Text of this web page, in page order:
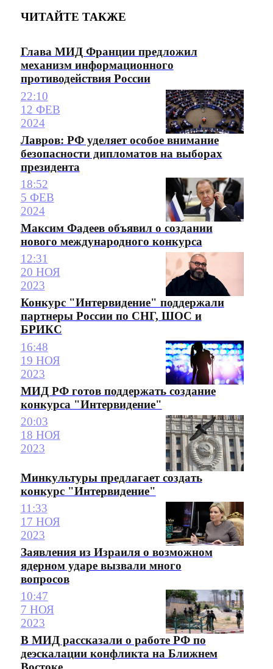
ЧИТАЙТЕ ТАКЖЕ
Глава МИД Франции предложил
механизм информационного
противодействия России
22:10
12 ФЕВ
2024
Лавров: РФ уделяет особое внимание
безопасности дипломатов на выборах
президента
18:52
5 ФЕВ
2024
Максим Фадеев объявил о создании
нового международного конкурса
12:31
20 НОЯ
2023
Конкурс "Интервидение" поддержали
партнеры России по СНГ, ШОС и
БРИКС
16:48
19 НОЯ
2023
МИД РФ готов поддержать создание
конкурса "Интервидение"
20:03
18 НОЯ
2023
Минкультуры предлагает создать
конкурс "Интервидение"
11:33
17 НОЯ
2023
Заявления из Израиля о возможном
ядерном ударе вызвали много
вопросов
10:47
7 НОЯ
2023
В МИД рассказали о работе РФ по
деэскалации конфликта на Ближнем